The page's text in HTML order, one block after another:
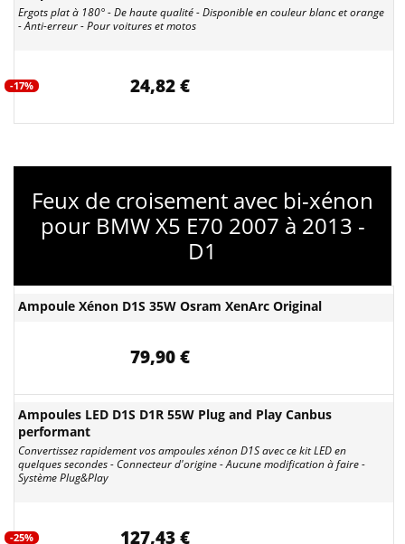
Ergots plat à 180° - De haute qualité - Disponible en couleur blanc et orange
- Anti-erreur - Pour voitures et motos
-17% 24,82 €
Feux de croisement avec bi-xénon
pour BMW X5 E70 2007 à 2013 -
D1
Ampoule Xénon D1S 35W Osram XenArc Original
79,90 €
Ampoules LED D1S D1R 55W Plug and Play Canbus
performant
Convertissez rapidement vos ampoules xénon D1S avec ce kit LED en
quelques secondes - Connecteur d'origine - Aucune modification à faire -
Système Plug&Play
-25% 127,43 €